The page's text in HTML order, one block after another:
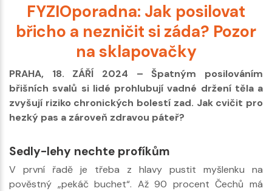
FYZIOporadna: Jak posilovat
břicho a nezničit si záda? Pozor
na sklapovačky
PRAHA, 18. ZÁŘÍ 2024 – Špatným posilováním
břišních svalů si lidé prohlubují vadné držení těla a
zvyšují riziko chronických bolestí zad. Jak cvičit pro
hezký pas a zároveň zdravou páteř?
Sedly-lehy nechte profíkům
V první řadě je třeba z hlavy pustit myšlenku na
pověstný „pekáč buchet“. Až 90 procent Čechů má